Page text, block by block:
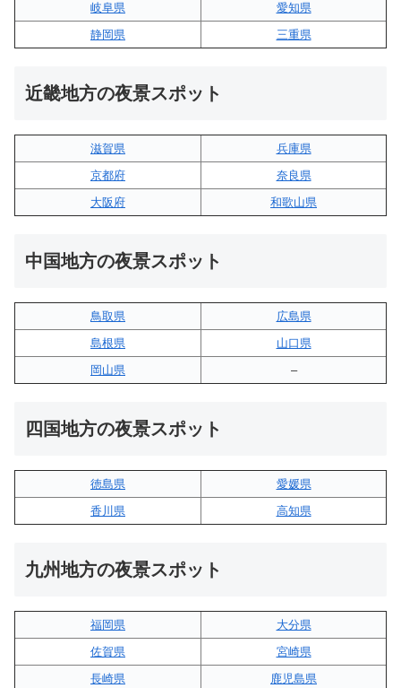
岐阜県
愛知県
静岡県
三重県
近畿地方の夜景スポット
滋賀県
兵庫県
京都府
奈良県
大阪府
和歌山県
中国地方の夜景スポット
鳥取県
広島県
島根県
山口県
岡山県
–
四国地方の夜景スポット
徳島県
愛媛県
香川県
高知県
九州地方の夜景スポット
福岡県
大分県
佐賀県
宮崎県
長崎県
鹿児島県